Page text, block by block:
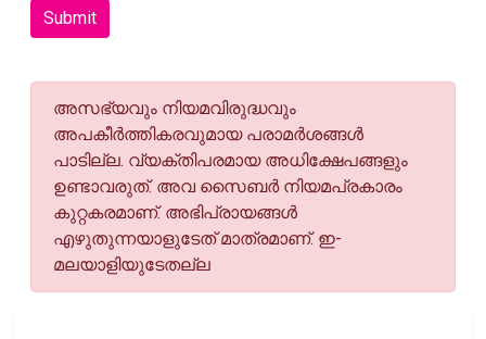
Submit
അസഭ്യവും നിയമവിരുദ്ധവും
അപകീര്‍ത്തികരവുമായ പരാമര്‍ശങ്ങള്‍
പാടില്ല. വ്യക്തിപരമായ അധിക്ഷേപങ്ങളും
ഉണ്ടാവരുത്. അവ സൈബര്‍ നിയമപ്രകാരം
കുറ്റകരമാണ്. അഭിപ്രായങ്ങള്‍
എഴുതുന്നയാളുടേത് മാത്രമാണ്. ഇ-
മലയാളിയുടേതല്ല